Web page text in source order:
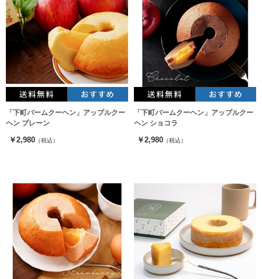
「下町バームクーヘン」アップルクー
ヘン プレーン
￥2,980 （税込）
「下町バームクーヘン」アップルクー
ヘン ショコラ
￥2,980 （税込）